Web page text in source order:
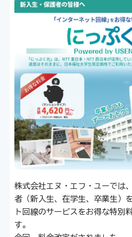
株式会社エヌ・エフ・ユーでは
者（新入生、在学生、卒業生）
ト回線のサービスをお得な特別
す。